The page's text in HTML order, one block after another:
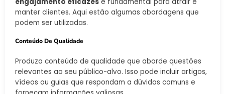
manter clientes. Aqui estão algumas abordagens que
podem ser utilizadas.
Conteúdo De Qualidade
Produza conteúdo de qualidade que aborde questões
relevantes ao seu público-alvo. Isso pode incluir artigos,
vídeos ou guias que respondam a dúvidas comuns e